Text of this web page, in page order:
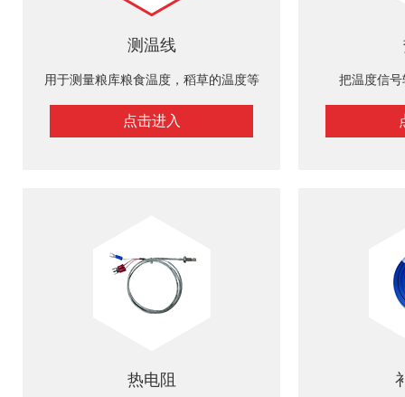
测温线
用于测量粮库粮食温度，稻草的温度等
点击进入
把温度信
热电阻